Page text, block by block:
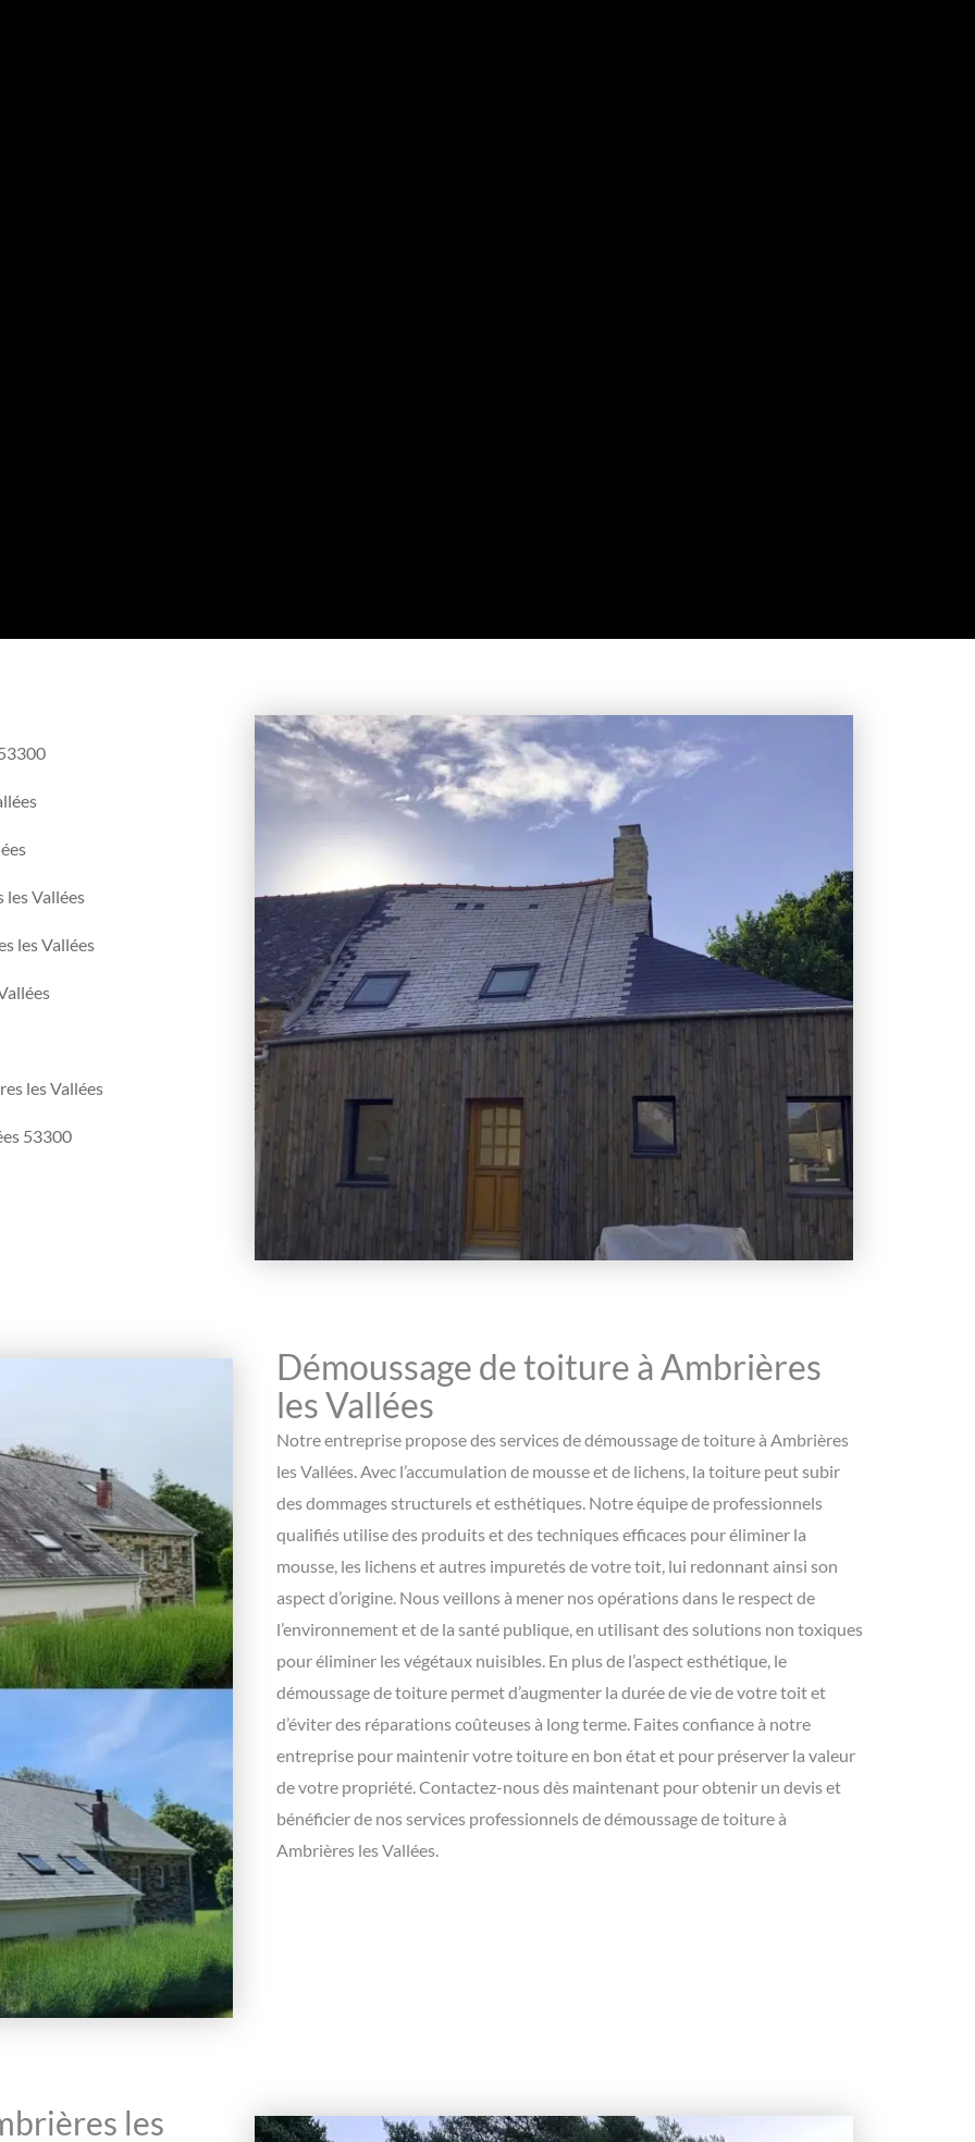
Vallées
les Vallées
les Vallées
53300
Démoussage de toiture à Ambrières
les Vallées
Notre entreprise propose des services de démoussage de toiture à Ambrières
les Vallées. Avec l’accumulation de mousse et de lichens, la toiture peut subir
des dommages structurels et esthétiques. Notre équipe de professionnels
qualifiés utilise des produits et des techniques efficaces pour éliminer la
mousse, les lichens et autres impuretés de votre toit, lui redonnant ainsi son
aspect d’origine. Nous veillons à mener nos opérations dans le respect de
l’environnement et de la santé publique, en utilisant des solutions non toxiques
pour éliminer les végétaux nuisibles. En plus de l’aspect esthétique, le
démoussage de toiture permet d’augmenter la durée de vie de votre toit et
d’éviter des réparations coûteuses à long terme. Faites confiance à notre
entreprise pour maintenir votre toiture en bon état et pour préserver la valeur
de votre propriété. Contactez-nous dès maintenant pour obtenir un devis et
bénéficier de nos services professionnels de démoussage de toiture à
Ambrières les Vallées.
les